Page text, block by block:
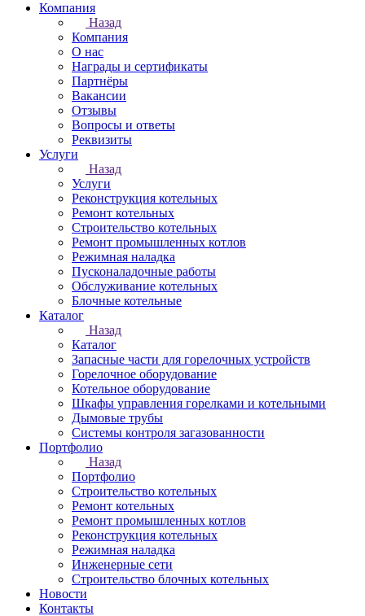
Компания
Назад
Компания
О нас
Награды и сертификаты
Партнёры
Вакансии
Отзывы
Вопросы и ответы
Реквизиты
Услуги
Назад
Услуги
Реконструкция котельных
Ремонт котельных
Строительство котельных
Ремонт промышленных котлов
Режимная наладка
Пусконаладочные работы
Обслуживание котельных
Блочные котельные
Каталог
Назад
Каталог
Запасные части для горелочных устройств
Горелочное оборудование
Котельное оборудование
Шкафы управления горелками и котельными
Дымовые трубы
Системы контроля загазованности
Портфолио
Назад
Портфолио
Строительство котельных
Ремонт котельных
Ремонт промышленных котлов
Реконструкция котельных
Режимная наладка
Инженерные сети
Строительство блочных котельных
Новости
Контакты